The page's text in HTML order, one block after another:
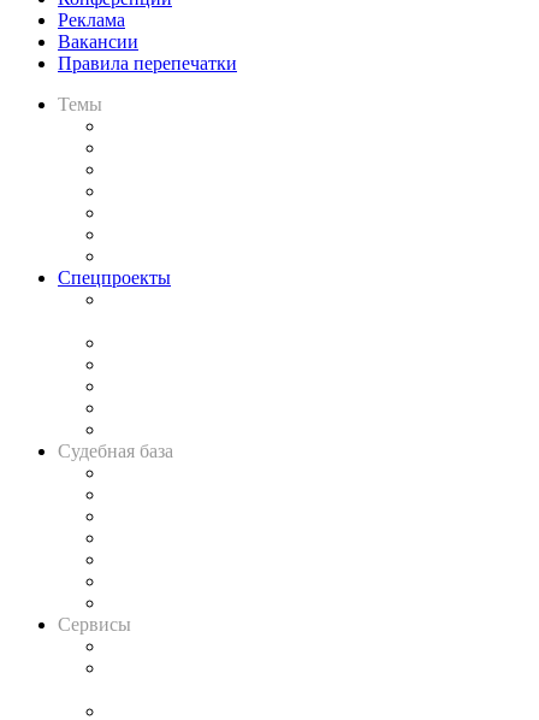
Реклама
Вакансии
Правила перепечатки
Темы
Спецпроекты
Судебная база
Сервисы